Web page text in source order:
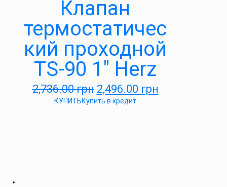
Клапан
термостатичес
кий проходной
TS-90 1″ Herz
2,736.00грн 2,496.00 грн
КУПИТЬКупить в кредит